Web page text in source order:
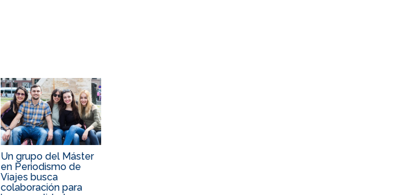
Un grupo del Máster
en Periodismo de
Viajes busca
colaboración para